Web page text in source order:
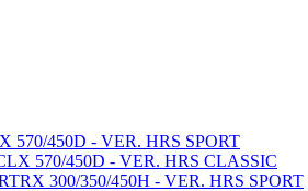
570/450D - VER. HRS SPORT
LX 570/450D - VER. HRS CLASSIC
RX 300/350/450H - VER. HRS SPORT